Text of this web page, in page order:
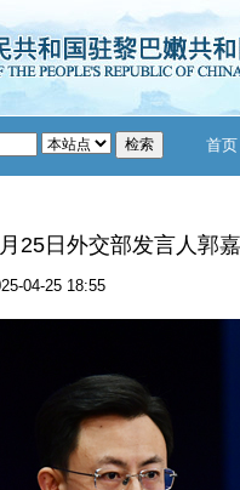
首页
25日外交部发言人郭
04-25 18:55